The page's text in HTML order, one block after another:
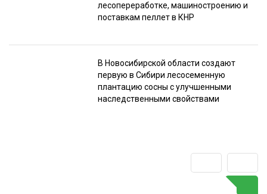
лесопереработке, машиностроению и
поставкам пеллет в КНР
В Новосибирской области создают
первую в Сибири лесосеменную
плантацию сосны с улучшенными
наследственными свойствами